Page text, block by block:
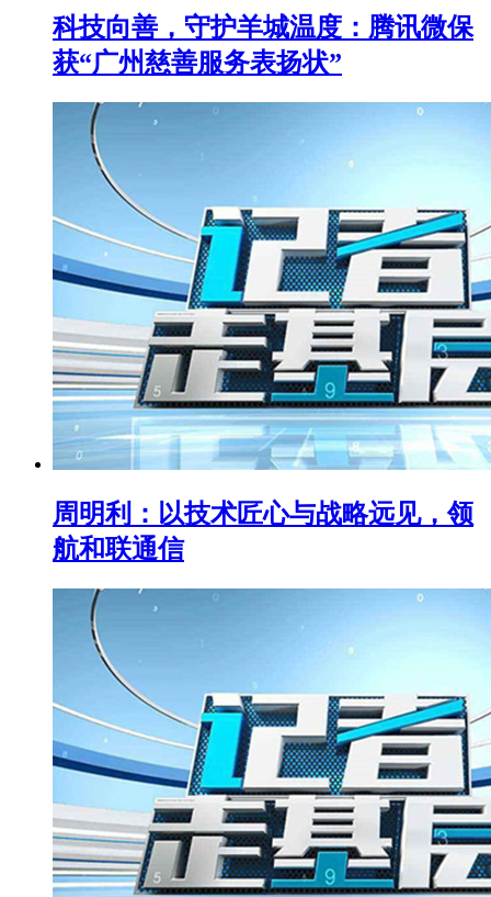
科技向善，守护羊城温度：腾讯微保
获“广州慈善服务表扬状”
周明利：以技术匠心与战略远见，领
航和联通信